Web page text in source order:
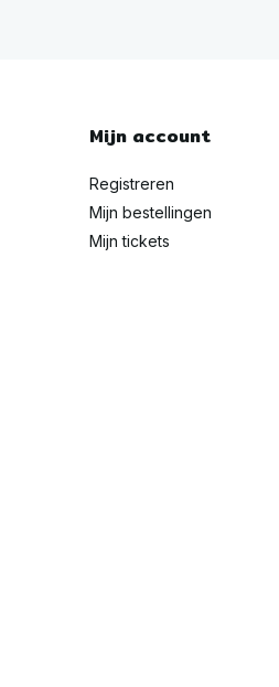
Mijn account
Registreren
Mijn bestellingen
Mijn tickets